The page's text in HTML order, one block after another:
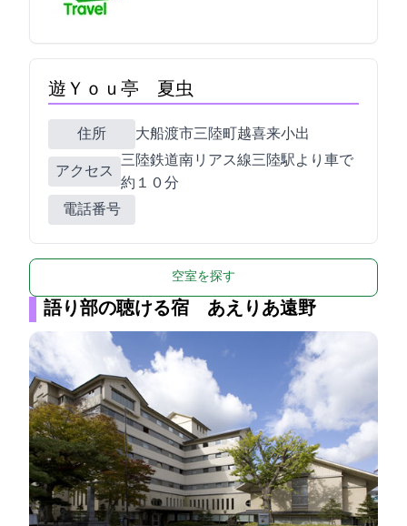
遊Ｙｏｕ亭 夏虫
住所 大船渡市三陸町越喜来小出59-1
アクセス
三陸鉄道南リアス線三陸駅より車で
約１０分
電話番号
空室を探す
語り部の聴ける宿 あえりあ遠野